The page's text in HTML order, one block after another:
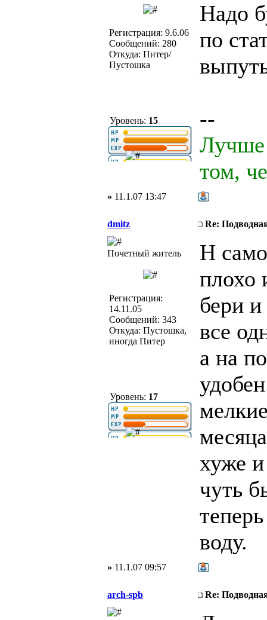
Регистрация: 9.6.06
Сообщений: 280
Откуда: Питер/
Пустошка
Уровень: 15
Надо
по
--
Лучше
том,
» 11.1.07 13:47
dmitz Re:
Почетный житель
Регистрация:
14.11.05
Сообщений: 343
Откуда: Пустошка,
иногда Питер
Уровень: 17
Н
плохо
бери и
все
а на
хуже
чуть
воду.
» 11.1.07 09:57
arch-spb Re: